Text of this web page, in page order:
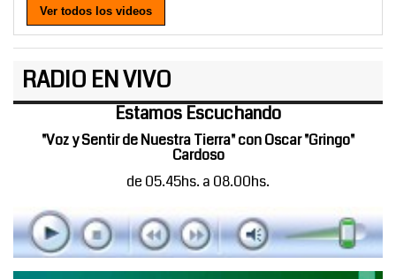
Ver todos los videos
RADIO EN VIVO
Estamos Escuchando
"Voz y Sentir de Nuestra Tierra" con Oscar "Gringo"
Cardoso
de 05.45hs. a 08.00hs.